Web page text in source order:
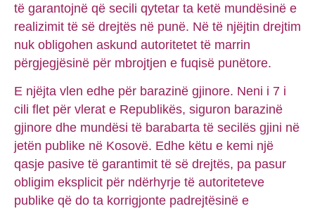
të garantojnë që secili qytetar ta ketë mundësinë e
realizimit të së drejtës në punë. Në të njëjtin drejtim
nuk obligohen askund autoritetet të marrin
përgjegjësinë për mbrojtjen e fuqisë punëtore.
E njëjta vlen edhe për barazinë gjinore. Neni i 7 i
cili flet për vlerat e Republikës, siguron barazinë
gjinore dhe mundësi të barabarta të secilës gjini në
jetën publike në Kosovë. Edhe këtu e kemi një
qasje pasive të garantimit të së drejtës, pa pasur
obligim eksplicit për ndërhyrje të autoriteteve
publike që do ta korrigjonte padrejtësinë e